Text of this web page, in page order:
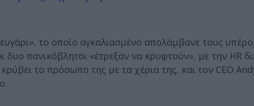
το οποίο αγκαλιασμένο απολάμβανε τους
πανικόβλητοι «έτρεξαν να κρυφτούν», με την HR
το πρόσωπο της με τα χέρια της, και τον CEO